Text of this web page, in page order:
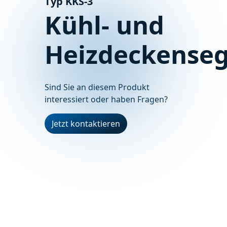
Kühl- und
Sind Sie an diesem Produkt
interessiert oder haben Fragen?
Jetzt kontaktieren